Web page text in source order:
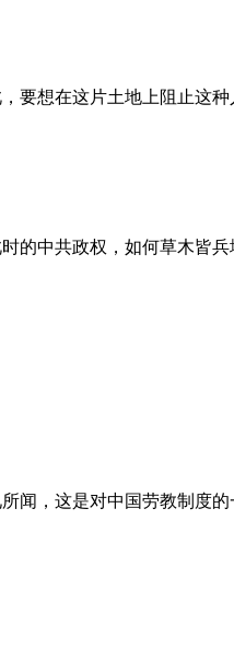
要想在这片土地上阻止这
的中共政权，如何草木皆兵
闻，这是对中国劳教制度